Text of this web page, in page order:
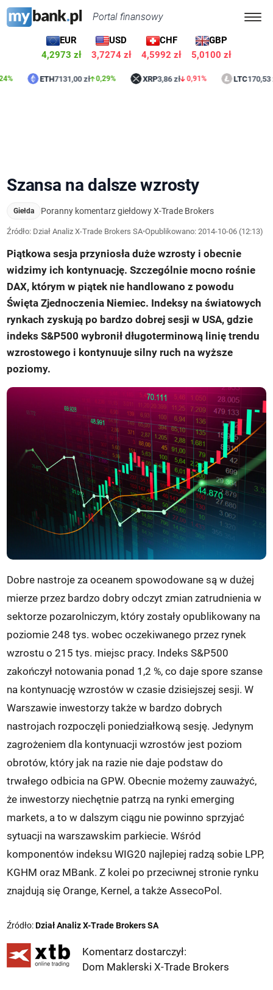
Portal finansowy
EUR
4,2973 zł
USD
3,7274 zł
CHF
4,5992 zł
GBP
5,0100 zł
ETH 7131,00 zł 0,29% XRP 3,86 zł 0,91% LTC 170,53 zł
Szansa na dalsze wzrosty
Giełda Poranny komentarz giełdowy X-Trade Brokers
Źródło: Dział Analiz X-Trade Brokers SA•Opublikowano:2014-10-06 (12:13)
Piątkowa sesja przyniosła duże wzrosty i obecnie
widzimy ich kontynuację. Szczególnie mocno rośnie
DAX, którym w piątek nie handlowano z powodu
Święta Zjednoczenia Niemiec. Indeksy na światowych
rynkach zyskują po bardzo dobrej sesji w USA, gdzie
indeks S&P500 wybronił długoterminową linię trendu
wzrostowego i kontynuuje silny ruch na wyższe
poziomy.
Dobre nastroje za oceanem spowodowane są w dużej
mierze przez bardzo dobry odczyt zmian zatrudnienia w
sektorze pozarolniczym, który zostały opublikowany na
poziomie 248 tys. wobec oczekiwanego przez rynek
wzrostu o 215 tys. miejsc pracy. Indeks S&P500
zakończył notowania ponad 1,2 %, co daje spore szanse
na kontynuację wzrostów w czasie dzisiejszej sesji. W
Warszawie inwestorzy także w bardzo dobrych
nastrojach rozpoczęli poniedziałkową sesję. Jedynym
zagrożeniem dla kontynuacji wzrostów jest poziom
obrotów, który jak na razie nie daje podstaw do
trwałego odbicia na GPW. Obecnie możemy zauważyć,
że inwestorzy niechętnie patrzą na rynki emerging
markets, a to w dalszym ciągu nie powinno sprzyjać
sytuacji na warszawskim parkiecie. Wśród
komponentów indeksu WIG20 najlepiej radzą sobie LPP,
KGHM oraz MBank. Z kolei po przeciwnej stronie rynku
znajdują się Orange, Kernel, a także AssecoPol.
Źródło:Dział Analiz X-Trade Brokers SA
Komentarz dostarczył:
Dom Maklerski X-Trade Brokers